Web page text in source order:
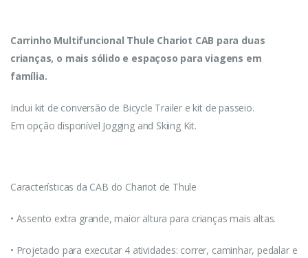
Carrinho Multifuncional Thule Chariot CAB para duas
crianças, o mais sólido e espaçoso para viagens em
família.
Inclui kit de conversão de Bicycle Trailer e kit de passeio.
Em opção disponível Jogging and Skiing Kit.
Características da CAB do Chariot de Thule
• Assento extra grande, maior altura para crianças mais altas.
• Projetado para executar 4 atividades: correr, caminhar, pedalar e